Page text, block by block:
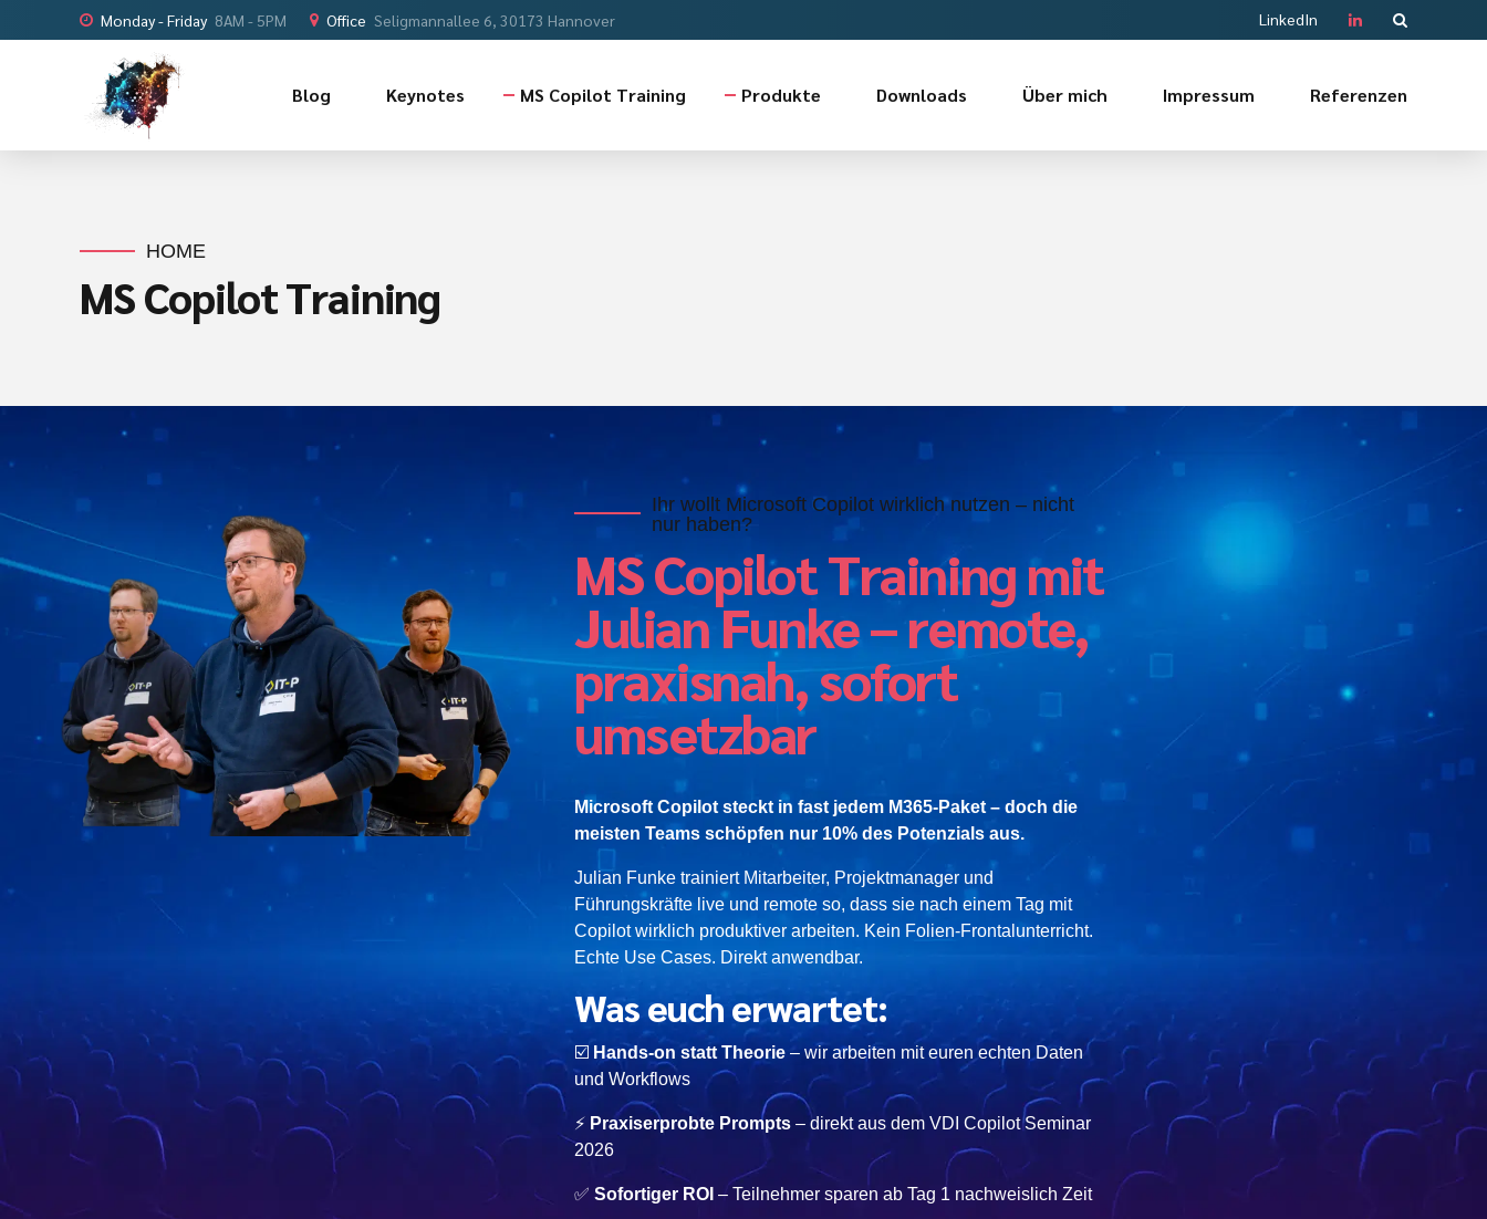
Monday - Friday 8AM - 5PM Office Seligmannallee 6, 30173 Hannover LinkedIn
Blog Keynotes MS Copilot Training Produkte Downloads Über mich Impressum Referenzen
HOME
MS Copilot Training
Ihr wollt Microsoft Copilot wirklich nutzen – nicht
nur haben?
MS Copilot Training mit
Julian Funke – remote,
praxisnah, sofort
umsetzbar
Microsoft Copilot steckt in fast jedem M365-Paket – doch die
meisten Teams schöpfen nur 10% des Potenzials aus.
Julian Funke trainiert Mitarbeiter, Projektmanager und
Führungskräfte live und remote so, dass sie nach einem Tag mit
Copilot wirklich produktiver arbeiten. Kein Folien-Frontalunterricht.
Echte Use Cases. Direkt anwendbar.
Was euch erwartet:
☑️ Hands-on statt Theorie – wir arbeiten mit euren echten Daten
und Workflows
⚡ Praxiserprobte Prompts – direkt aus dem VDI Copilot Seminar
2026
✅ Sofortiger ROI – Teilnehmer sparen ab Tag 1 nachweislich Zeit